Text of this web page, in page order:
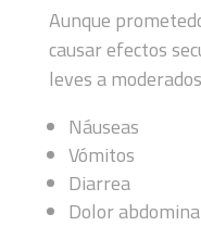
Aunque
causar efectos
leves a
Náuseas
Vómitos
Diarrea
Dolor